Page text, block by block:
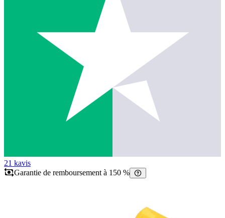
21 kavis
Garantie de remboursement à 150 %